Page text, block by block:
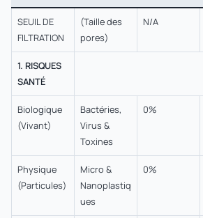
SEUIL DE
FILTRATION
(Taille des
pores)
N/A
1. RISQUES
SANTÉ
Biologique
(Vivant)
Bactéries,
Virus &
Toxines
0%
Physique
(Particules)
Micro &
Nanoplastiq
ues
0%